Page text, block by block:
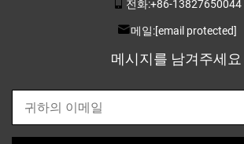
전화:+86-13827650044
메일:[email protected]
메시지를 남겨주세요